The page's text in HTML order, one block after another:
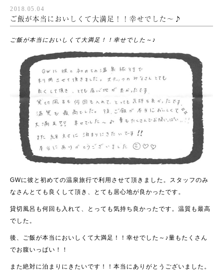
2018.05.04
ご飯が本当においしくて大満足！！幸せでした～♪
ご飯が本当においしくて大満足！！幸せでした～♪
GWに彼と初めての温泉旅行で利用させて頂きました。スタッフのみ
なさんとても良くして頂き、とても居心地が良かったです。
貸切風呂も何回も入れて、とっても気持ち良かったです。温質も最高
でした。
後、ご飯が本当においしくて大満足！！幸せでした～♪量もたくさん
でお腹いっぱい！！
また絶対に泊まりにきたいです！！本当にありがとうございました。